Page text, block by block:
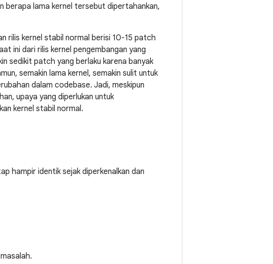
berapa lama kernel tersebut dipertahankan,
rilis kernel stabil normal berisi 10-15 patch
ini dari rilis kernel pengembangan yang
sedikit patch yang berlaku karena banyak
semakin lama kernel, semakin sulit untuk
dalam codebase. Jadi, meskipun
upaya yang diperlukan untuk
kernel stabil normal.
hampir identik sejak diperkenalkan dan